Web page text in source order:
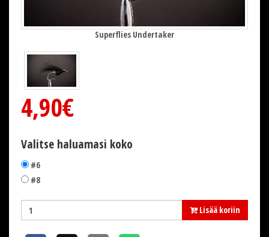
Superflies Undertaker
4,90€
Valitse haluamasi koko
#6
#8
Lisää koriin